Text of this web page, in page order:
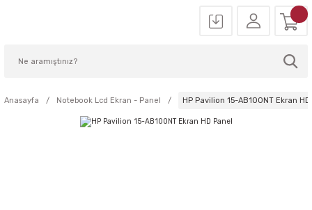
Anasayfa Notebook Lcd Ekran - Panel HP Pavilion 15-AB100NT Ekran